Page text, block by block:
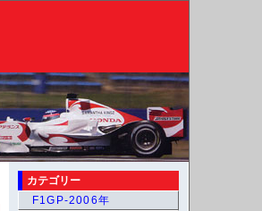
カテゴリー
F1GP-2006年